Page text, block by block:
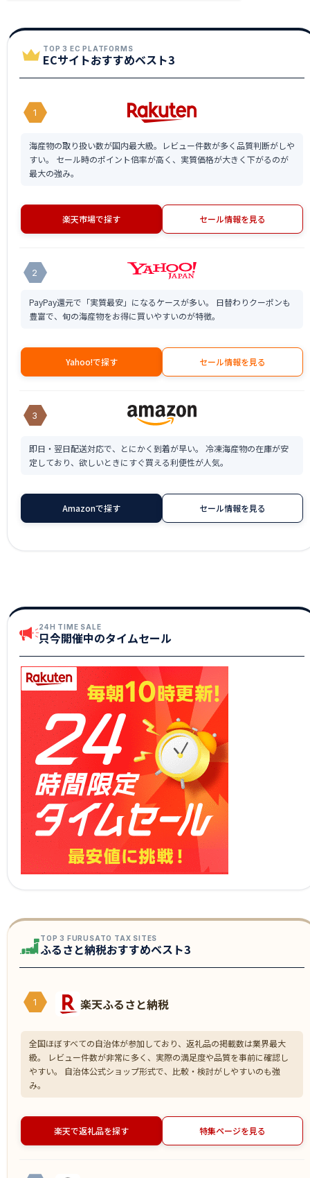
TOP 3 EC PLATFORMS
ECサイトおすすめベスト3
1
海産物の取り扱い数が国内最大級。レビュー件数が多く品質判断がしや
すい。 セール時のポイント倍率が高く、実質価格が大きく下がるのが
最大の強み。
楽天市場で探す セール情報を見る
2
PayPay還元で「実質最安」になるケースが多い。 日替わりクーポンも
豊富で、旬の海産物をお得に買いやすいのが特徴。
Yahoo!で探す セール情報を見る
3
即日・翌日配送対応で、とにかく到着が早い。 冷凍海産物の在庫が安
定しており、欲しいときにすぐ買える利便性が人気。
Amazonで探す セール情報を見る
24H TIME SALE
只今開催中のタイムセール
TOP 3 FURUSATO TAX SITES
ふるさと納税おすすめベスト3
1 楽天ふるさと納税
全国ほぼすべての自治体が参加しており、返礼品の掲載数は業界最大
級。 レビュー件数が非常に多く、実際の満足度や品質を事前に確認し
やすい。 自治体公式ショップ形式で、比較・検討がしやすいのも強
み。
楽天で返礼品を探す 特集ページを見る